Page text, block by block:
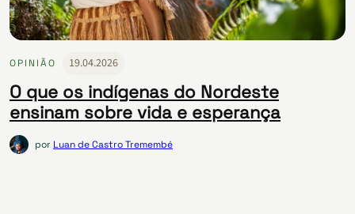
OPINIÃO 19.04.2026
O que os indígenas do Nordeste
ensinam sobre vida e esperança
por Luan de Castro Tremembé